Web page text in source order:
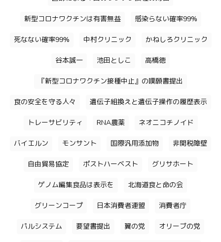
新型コロナワクチンは有害無益 感染らない確率99%
死なない確率99% 中村クリニック かねしろクリニック
谷本誠一 池田としこ 高橋徳
『新型コロナワクチン接種中止』の嘆願書提出
食の安全を守る人々 遺伝子組換えと遺伝子操作の履歴表示
トレーサビリティ RNA農薬 ネオニコチノイド
バイエルン モンサント 国際汎用添加物 非関税障壁
自由貿易協定 ポストハーベスト グリサホート
ゲノム編集食品は表示を 北海道食と命の会
グリーンコープ 日本消費者連盟 消費者庁
パルシステム 要望書提出 翼の党 オリーブの党